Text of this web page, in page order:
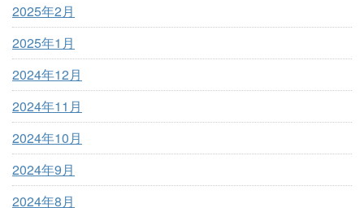
2025年2月
2025年1月
2024年12月
2024年11月
2024年10月
2024年9月
2024年8月